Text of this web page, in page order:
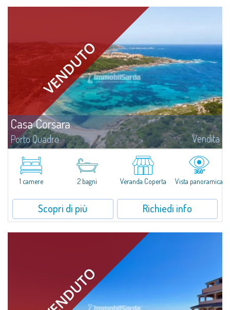
Casa Corsara
Porto Quadro Vendita
Splendido appartamento in vendita nel contesto naturale di Porto Quadro,
sulla magnifica costa settentrionale della Sardegna.Casa Corsara si trova
all'interno di un tranquillo contesto residenziale e si compone di...
1 camere
2 bagni Veranda Coperta Vista panoramica
Scopri di più Richiedi info